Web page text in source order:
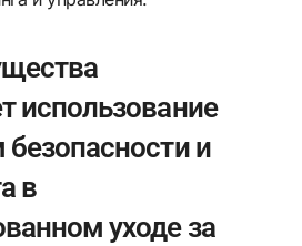
использование
и
в
уходе за